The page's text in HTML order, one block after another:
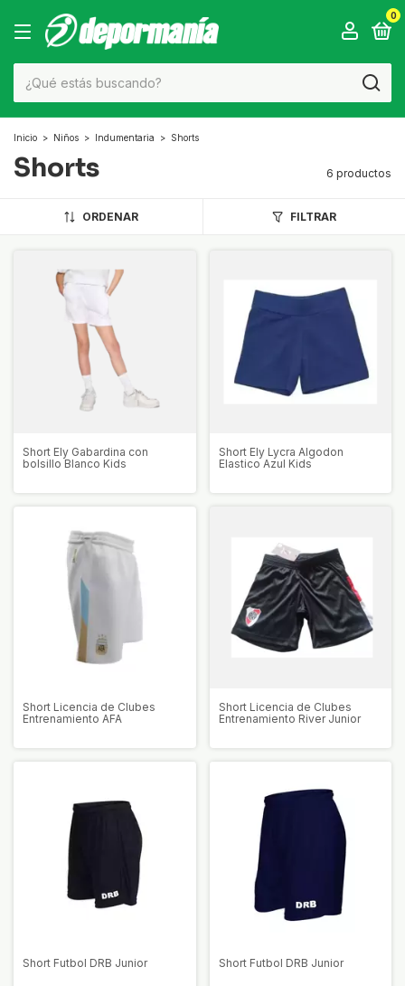
0
Inicio > Niños > Indumentaria > Shorts
Shorts 6 productos
ORDENAR FILTRAR
Short Ely Gabardina con
bolsillo Blanco Kids
Short Ely Lycra Algodon
Elastico Azul Kids
Short Licencia de Clubes
Entrenamiento AFA
Short Licencia de Clubes
Entrenamiento River Junior
Short Futbol DRB Junior Short Futbol DRB Junior